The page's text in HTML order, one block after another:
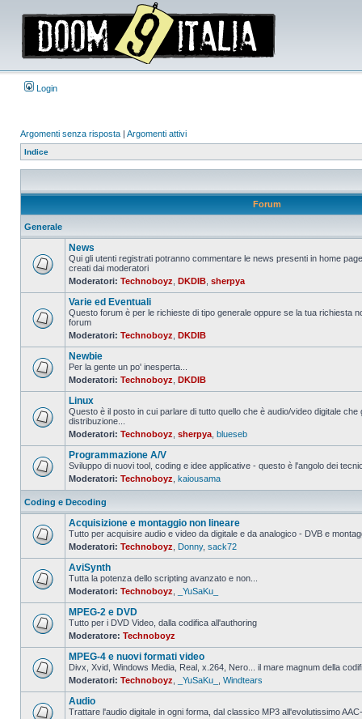
Login
Argomenti senza risposta | Argomenti attivi
Indice
Forum
Generale
Nessun
da
leggere
News
Qui gli utenti registrati potranno commentare le news presenti in home
creati dai moderatori
Moderatori: Technoboyz DKDIB sherpya
Nessun
da
leggere
Varie ed Eventuali
Questo forum è per le richieste di tipo generale oppure se la tua richiesta
forum
Moderatori: Technoboyz DKDIB
Nessun
messaggio
leggere
Newbie
Per la gente un po' inesperta...
Moderatori: Technoboyz DKDIB
Nessun
da
leggere
Linux
Questo è il posto in cui parlare di tutto quello che è audio/video digitale
distribuzione...
Moderatori: Technoboyz sherpya blueseb
Nessun
messaggio
da
leggere
Programmazione A/V
Sviluppo di nuovi tool, coding e idee applicative - questo è l'angolo dei
Moderatori: Technoboyz kaiousama
Coding e Decoding
Nessun
messaggio
da
leggere
Acquisizione e montaggio non lineare
Tutto per acquisire audio e video da digitale e da analogico - DVB e
Moderatori: Technoboyz Donny, sack72
Nessun
messaggio
da
leggere
AviSynth
Tutta la potenza dello scripting avanzato e non...
Moderatori: Technoboyz _YuSaKu_
Nessun
messaggio
da
leggere
MPEG-2 e DVD
Tutto per i DVD Video, dalla codifica all'authoring
Moderatore: Technoboyz
Nessun
messaggio
da
leggere
MPEG-4 e nuovi formati video
Divx, Xvid, Windows Media, Real, x.264, Nero... il mare magnum della
Moderatori: Technoboyz _YuSaKu_ Windtears
Audio
Trattare l'audio digitale in ogni forma, dal classico MP3 all'evolutissimo